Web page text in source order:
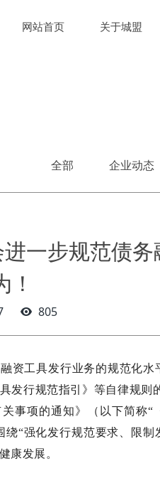
网站首页 关于城盟
全部 企业动态
一步规范债务
！
805
资工具发行业务的规范化
发行规范指引》等自律规
事项的通知》（以下简称
绕“强化发行规范要求、限
康发展。